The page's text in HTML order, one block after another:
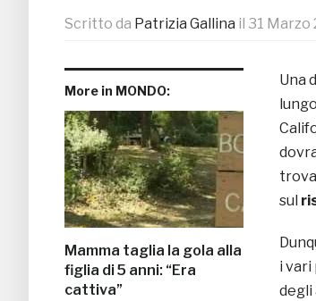
Scritto da Patrizia Gallina il 31 Marzo
More in MONDO:
Mamma taglia la gola alla
figlia di 5 anni: “Era
cattiva”
Una
sul
i
degli